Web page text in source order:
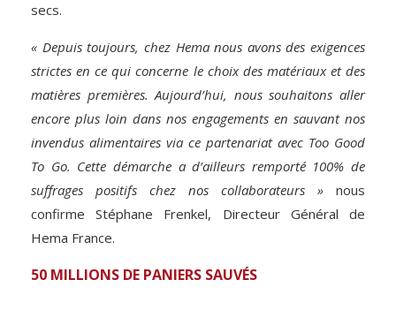
secs.
« Depuis toujours, chez Hema nous avons des exigences
strictes en ce qui concerne le choix des matériaux et des
matières premières. Aujourd’hui, nous souhaitons aller
encore plus loin dans nos engagements en sauvant nos
invendus alimentaires via ce partenariat avec Too Good
To Go. Cette démarche a d’ailleurs remporté 100% de
suffrages positifs chez nos collaborateurs
» nous
confirme Stéphane Frenkel, Directeur Général de
Hema France.
50 MILLIONS DE PANIERS SAUVÉS